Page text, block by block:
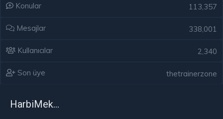
Konular 113,357
Mesajlar 338,001
Kullanıcılar 2,340
Son üye thetrainerzone
HarbiMekân